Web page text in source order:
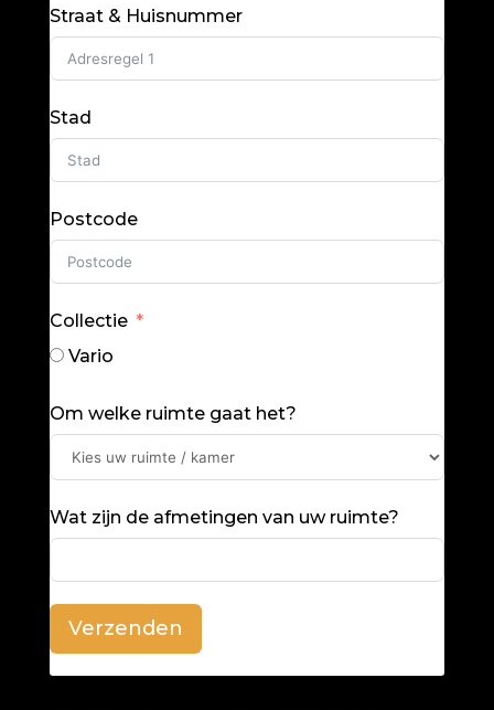
Straat & Huisnummer
Stad
Postcode
Collectie
Vario
Om welke ruimte gaat het?
Wat zijn de afmetingen van uw ruimte?
Verzenden